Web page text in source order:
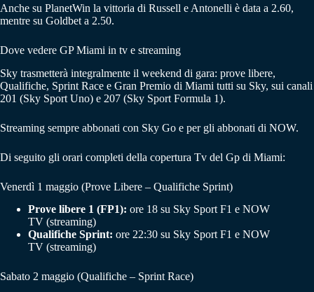
Anche su PlanetWin la vittoria di Russell e Antonelli è data a 2.60,
mentre su Goldbet a 2.50.
Dove vedere GP Miami in tv e streaming
Sky trasmetterà integralmente il weekend di gara: prove libere,
Qualifiche, Sprint Race e Gran Premio di Miami tutti su Sky, sui canali
201 (Sky Sport Uno) e 207 (Sky Sport Formula 1).
Streaming sempre abbonati con Sky Go e per gli abbonati di NOW.
Di seguito gli orari completi della copertura Tv del Gp di Miami:
Venerdì 1 maggio (Prove Libere – Qualifiche Sprint)
Prove libere 1 (FP1): ore 18 su Sky Sport F1 e NOW
TV (streaming)
Qualifiche Sprint: ore 22:30 su Sky Sport F1 e NOW
TV (streaming)
Sabato 2 maggio (Qualifiche – Sprint Race)